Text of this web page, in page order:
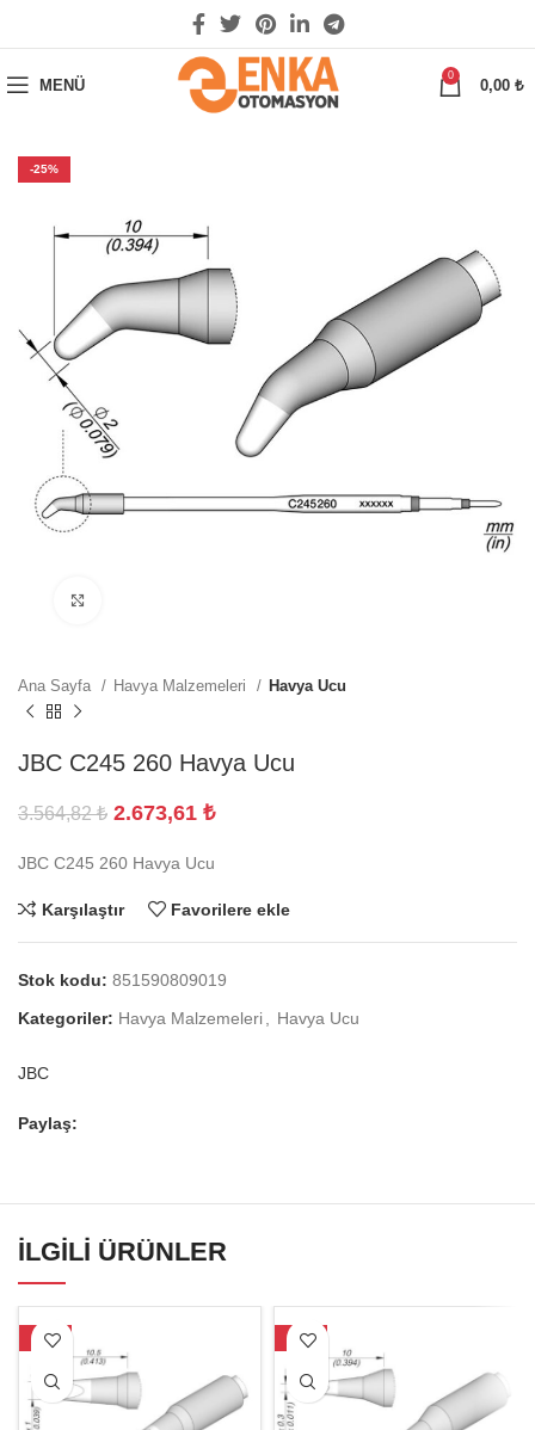
MENÜ
0
0,00 ₺
-25%
Ana Sayfa Havya Malzemeleri Havya Ucu
JBC C245 260 Havya Ucu
3.564,82₺ 2.673,61 ₺
JBC C245 260 Havya Ucu
Karşılaştır Favorilere ekle
Stok kodu: 851590809019
Kategoriler: Havya Malzemeleri Havya Ucu
JBC
Paylaş:
İLGILI ÜRÜNLER
-27% -27%